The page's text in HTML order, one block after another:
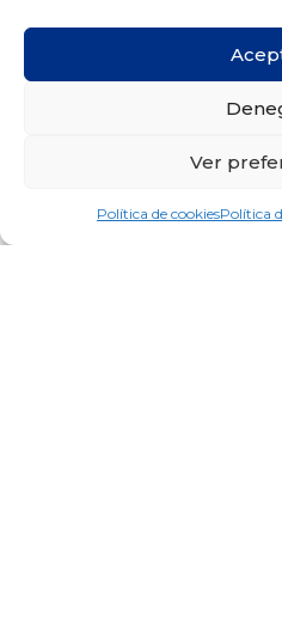
Ver
Política de cookiesPolítica
próximo lunes 11 de mayo!